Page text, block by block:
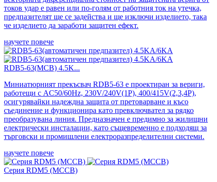
токов удар е равен или по-голям от работния ток на утечка,
предпазителят ще се задейства и ще изключи изделието, така
че изделието да заработи защитен ефект.
научете повече
RDB5-63(MCB) 4.5K...
Миниатюрният прекъсвач RDB5-63 е проектиран за вериги,
работещи с AC50/60Hz, 230V/240V(1P), 400/415V(2,3,4P),
осигурявайки надеждна защита от претоварване и късо
съединение и функционира като превключвател за рядко
преобразувана линия. Предназначен е предимно за жилищни
електрически инсталации, като същевременно е подходящ за
търговски и промишлени електроразпределителни системи.
научете повече
Серия RDM5 (MCCB)